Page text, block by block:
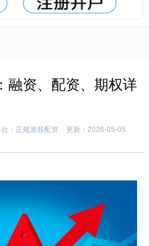
融资、配资、期权详
：正规港股配资
更新：2026-05-05